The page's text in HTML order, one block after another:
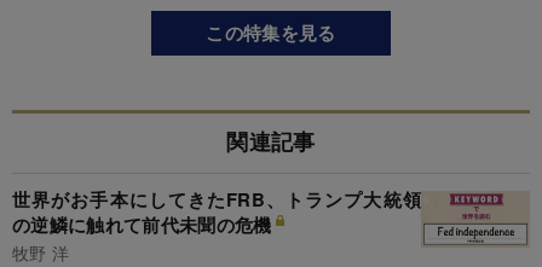
この特集を見る
関連記事
世界がお手本にしてきたFRB、トランプ大統領
の逆鱗に触れて前代未聞の危機
牧野 洋